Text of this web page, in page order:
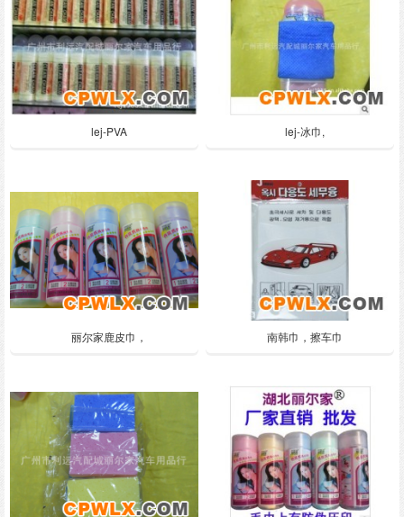
lej-PVA lej-冰巾,
丽尔家鹿皮巾， 南韩巾，擦车巾